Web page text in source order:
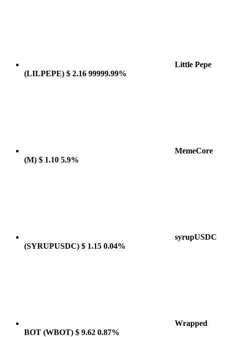
Little Pepe
(LILPEPE) $ 2.16 99999.99%
MemeCore
(M) $ 1.10 5.9%
syrupUSDC
(SYRUPUSDC) $ 1.15 0.04%
Wrapped
BOT (WBOT) $ 9.62 0.87%